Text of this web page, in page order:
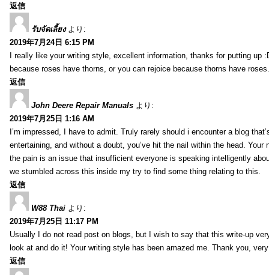
返信
รับจัดเลี้ยง より:
2019年7月24日 6:15 PM
I really like your writing style, excellent information, thanks for putting up
because roses have thorns, or you can rejoice because thorns have
返信
John Deere Repair Manuals より:
2019年7月25日 1:16 AM
I’m impressed, I have to admit. Truly rarely should i encounter a blog
entertaining, and without a doubt, you’ve hit the nail within the head. Your
the pain is an issue that insufficient everyone is speaking intelligently
we stumbled across this inside my try to find some thing relating to this.
返信
W88 Thai より:
2019年7月25日 11:17 PM
Usually I do not read post on blogs, but I wish to say that this write-up
look at and do it! Your writing style has been amazed me. Thank you,
返信